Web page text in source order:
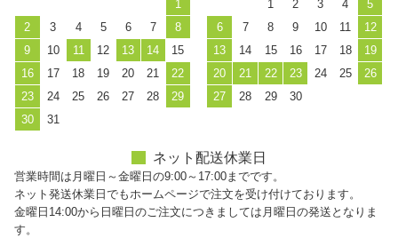
1
2
3 4 5 6 7
8
9
10 11 12 13 14
15
16
17 18 19 20 21
22
23
24 25 26 27 28
29
30
31
1
2 3 4
5
6
7 8 9 10 11
12
13
14 15 16 17 18
19
20
21 22 23 24 25
26
27
28 29 30
ネット配送休業日
営業時間は月曜日～金曜日の9:00～17:00までです。
ネット発送休業日でもホームページで注文を受け付けております。
金曜日14:00から日曜日のご注文につきましては月曜日の発送となりま
す。